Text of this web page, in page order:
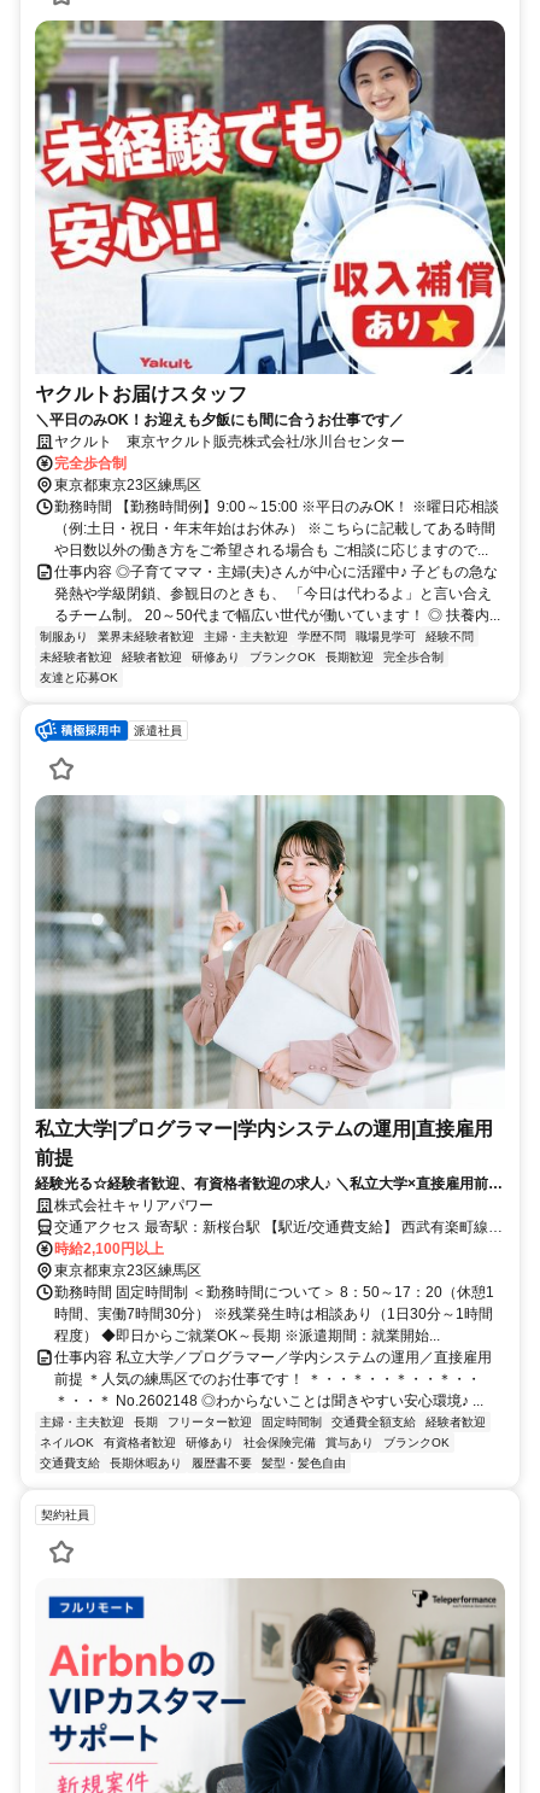
ヤクルトお届けスタッフ
＼平日のみOK！お迎えも夕飯にも間に合うお仕事です／
ヤクルト 東京ヤクルト販売株式会社/氷川台センター
完全歩合制
東京都東京23区練馬区
勤務時間 【勤務時間例】9:00～15:00 ※平日のみOK！ ※曜日応相談
（例:土日・祝日・年末年始はお休み） ※こちらに記載してある時間
や日数以外の働き方をご希望される場合も ご相談に応じますので...
仕事内容 ◎子育てママ・主婦(夫)さんが中心に活躍中♪ 子どもの急な
発熱や学級閉鎖、参観日のときも、 「今日は代わるよ」と言い合え
るチーム制。 20～50代まで幅広い世代が働いています！ ◎ 扶養内...
制服あり 業界未経験者歓迎 主婦・主夫歓迎 学歴不問 職場見学可
経験不問
未経験者歓迎
経験者歓迎 研修あり ブランクOK 長期歓迎
完全歩合制
友達と応募OK
派遣社員
私立大学|プログラマー|学内システムの運用|直接雇用
前提
経験光る☆経験者歓迎、有資格者歓迎の求人♪ ＼私立大学×直接雇用前提
／システム構築や資料作成の多彩事務☆
株式会社キャリアパワー
交通アクセス 最寄駅：新桜台駅 【駅近/交通費支給】 西武有楽町線
新桜台駅 徒歩5分 西武池袋線 江古田駅 徒歩6分 都営大江戸線 新江古
田駅 徒歩7分
時給2,100円以上
東京都東京23区練馬区
勤務時間 固定時間制 ＜勤務時間について＞ 8：50～17：20（休憩1
時間、実働7時間30分） ※残業発生時は相談あり（1日30分～1時間
程度） ◆即日からご就業OK～長期 ※派遣期間：就業開始...
仕事内容 私立大学／プログラマー／学内システムの運用／直接雇用
前提 ＊人気の練馬区でのお仕事です！ ＊・・＊・・＊・・＊・・
＊・・＊ No.2602148 ◎わからないことは聞きやすい安心環境♪ ...
主婦・主夫歓迎 長期 フリーター歓迎 固定時間制 交通費全額支給
経験者歓迎
ネイルOK
有資格者歓迎 研修あり 社会保険完備 賞与あり
ブランクOK
交通費支給
長期休暇あり 履歴書不要 髪型・髪色自由
契約社員